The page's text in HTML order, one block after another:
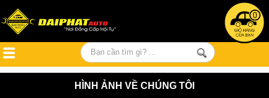
0
HÌNH ẢNH VỀ CHÚNG TÔI